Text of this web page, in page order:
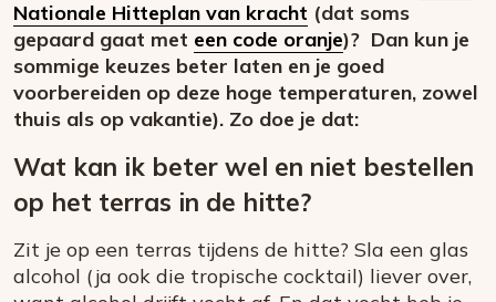
Nationale Hitteplan van kracht (dat soms
gepaard gaat met een code oranje)? Dan kun je
sommige keuzes beter laten en je goed
voorbereiden op deze hoge temperaturen, zowel
thuis als op vakantie). Zo doe je dat:
Wat kan ik beter wel en niet bestellen
op het terras in de hitte?
Zit je op een terras tijdens de hitte? Sla een glas
alcohol (ja ook die tropische cocktail) liever over,